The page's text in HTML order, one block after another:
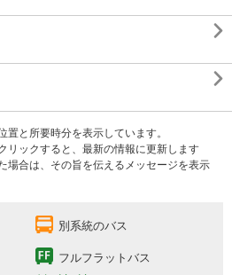


置と所要時分を表示しています。
リックすると、最新の情報に更新します
場合は、その旨を伝えるメッセージを表示
別系統のバス
フルフラットバス